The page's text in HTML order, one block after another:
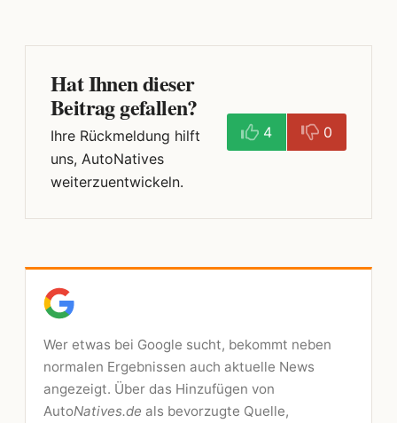
Hat Ihnen dieser
Beitrag gefallen?
Ihre Rückmeldung hilft
uns, AutoNatives
weiterzuentwickeln.
4 0
Wer etwas bei Google sucht, bekommt neben
normalen Ergebnissen auch aktuelle News
angezeigt. Über das Hinzufügen von
AutoNatives.de als bevorzugte Quelle,